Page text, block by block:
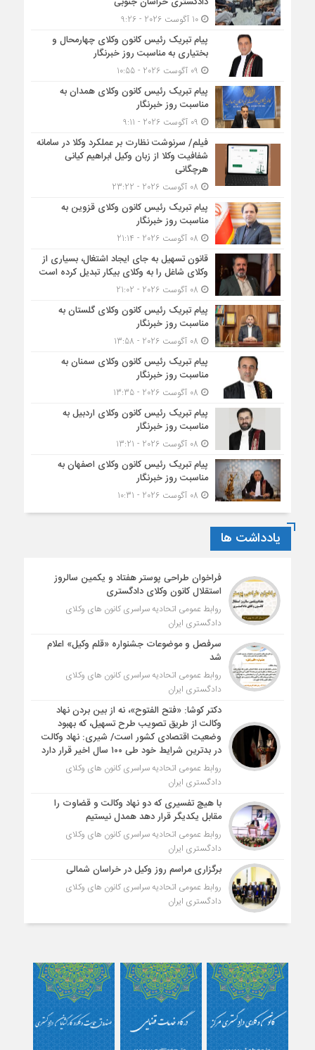
10 آگوست 2026 - 9:26
پیام تبریک رئیس کانون وکلای چهارمحال و
بختیاری به مناسبت روز خبرنگار
پیام تبریک رئیس کانون وکلای همدان به
مناسبت روز خبرنگار
فیلم/ سرنوشت نظارت بر عملکرد وکلا در سامانه
شفافیت وکلا از زبان وکیل ابراهیم کیانی
هرچگانی
پیام تبریک رئیس کانون وکلای قزوین به
مناسبت روز خبرنگار
قانون تسهیل به جای ایجاد اشتغال، بسیاری از
وکلای شاغل را به وکلای بیکار تبدیل کرده است
پیام تبریک رئیس کانون وکلای گلستان به
مناسبت روز خبرنگار
پیام تبریک رئیس کانون وکلای سمنان به
مناسبت روز خبرنگار
پیام تبریک رئیس کانون وکلای اردبیل به
مناسبت روز خبرنگار
پیام تبریک رئیس کانون وکلای اصفهان به
مناسبت روز خبرنگار
یادداشت ها
فراخوان طراحی پوستر هفتاد و یکمین سالروز
استقلال کانون وکلای دادگستری
روابط عمومی اتحادیه سراسری کانون های وکلای
دادگستری ایران
سرفصل و موضوعات جشنواره «قلم وکیل» اعلام
شد
روابط عمومی اتحادیه سراسری کانون های وکلای
دادگستری ایران
دکتر کوشا: «فتح الفتوح»، نه از بین بردن نهاد
وکالت از طریق تصویب طرح تسهیل، که بهبود
وضعیت اقتصادی کشور است/ شیری: نهاد وکالت
در بدترین شرایط خود طی ۱۰۰ سال اخیر قرار دارد
روابط عمومی اتحادیه سراسری کانون های وکلای
دادگستری ایران
با هیچ تفسیری که دو نهاد وکالت و قضاوت را
مقابل یکدیگر قرار دهد همدل نیستیم
روابط عمومی اتحادیه سراسری کانون های وکلای
دادگستری ایران
برگزاری مراسم روز وکیل در خراسان شمالی
روابط عمومی اتحادیه سراسری کانون های وکلای
دادگستری ایران